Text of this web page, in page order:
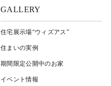
GALLERY
住宅展示場“ウィズアス”
住まいの実例
期間限定公開中のお家
イベント情報